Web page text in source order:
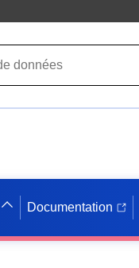
Documentation